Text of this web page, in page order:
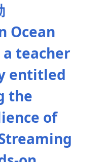
Ocean
teacher
entitled
the
of